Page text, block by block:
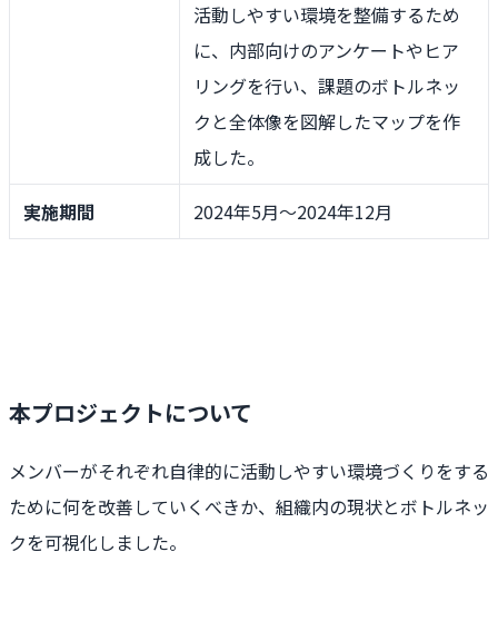
活動しやすい環境を整備するため
に、内部向けのアンケートやヒア
リングを行い、課題のボトルネッ
クと全体像を図解したマップを作
成した。
実施期間 2024年5月〜2024年12月
本プロジェクトについて
メンバーがそれぞれ自律的に活動しやすい環境づくりをする
ために何を改善していくべきか、組織内の現状とボトルネッ
クを可視化しました。